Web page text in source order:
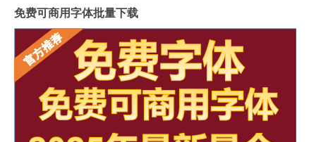
免费可商用字体批量下载